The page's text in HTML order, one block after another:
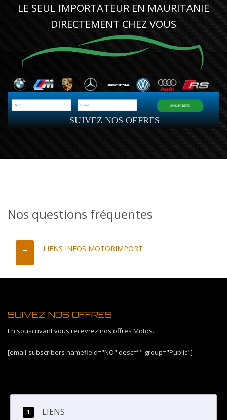
LE SEUL IMPORTATEUR EN MAURITANIE
DIRECTEMENT CHEZ VOUS
SUIVEZ NOS OFFRES
SOUSCRIRE
Nos questions fréquentes
LIENS INFOS MOTORIMPORT
SUIVEZ NOS OFFRES
En souscrivant vous recevrez nos offres Motos.
[email-subscribers namefield="NO" desc="" group="Public"]
LIENS